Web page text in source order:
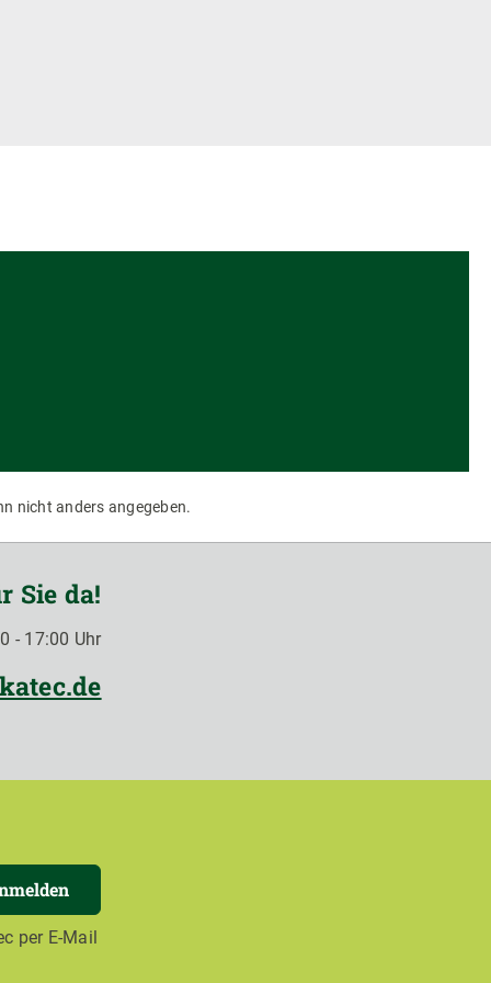
nicht anders angegeben.
Sie da!
- 17:00 Uhr
per E-Mail